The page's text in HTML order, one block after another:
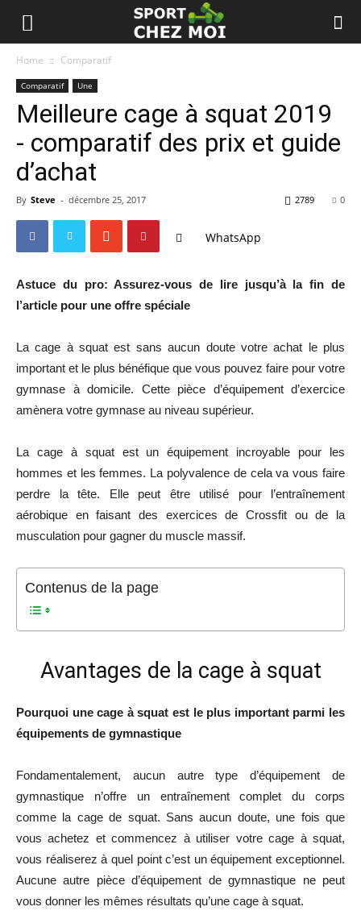
Home Comparatif
Comparatif Une
Meilleure cage à squat 2019
- comparatif des prix et guide
d’achat
By Steve - décembre 25, 2017 0
2789
WhatsApp
Astuce du pro: Assurez-vous de lire jusqu’à la fin de
l’article pour une offre spéciale
La cage à squat est sans aucun doute votre achat le plus
important et le plus bénéfique que vous pouvez faire pour votre
gymnase à domicile. Cette pièce d’équipement d’exercice
amènera votre gymnase au niveau supérieur.
La cage à squat est un équipement incroyable pour les
hommes et les femmes. La polyvalence de cela va vous faire
perdre la tête. Elle peut être utilisé pour l’entraînement
aérobique en faisant des exercices de Crossfit ou de la
musculation pour gagner du muscle massif.
Contenus de la page
Avantages de la cage à squat
Pourquoi une cage à squat est le plus important parmi les
équipements de gymnastique
Fondamentalement, aucun autre type d’équipement de
gymnastique n’offre un entraînement complet du corps
comme la cage de squat. Sans aucun doute, une fois que
vous achetez et commencez à utiliser votre cage à squat,
vous réaliserez à quel point c’est un équipement exceptionnel.
Aucune autre pièce d’équipement de gymnastique ne peut
vous donner les mêmes résultats qu’une cage à squat.